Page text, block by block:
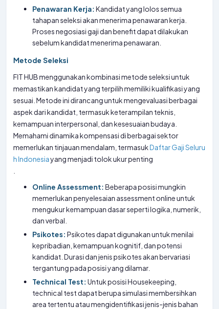
Penawaran Kerja: Kandidat yang lolos semua
tahapan seleksi akan menerima penawaran kerja.
Proses negosiasi gaji dan benefit dapat dilakukan
sebelum kandidat menerima penawaran.
Metode Seleksi
FIT HUB menggunakan kombinasi metode seleksi untuk
memastikan kandidat yang terpilih memiliki kualifikasi yang
sesuai. Metode ini dirancang untuk mengevaluasi berbagai
aspek dari kandidat, termasuk keterampilan teknis,
kemampuan interpersonal, dan kesesuaian budaya.
Memahami dinamika kompensasi di berbagai sektor
memerlukan tinjauan mendalam, termasukDaftar Gaji Seluru
h Indonesiayang menjadi tolok ukur penting
Online Assessment: Beberapa posisi mungkin
memerlukan penyelesaian assessment online untuk
mengukur kemampuan dasar seperti logika, numerik,
dan verbal.
Psikotes: Psikotes dapat digunakan untuk menilai
kepribadian, kemampuan kognitif, dan potensi
kandidat. Durasi dan jenis psikotes akan bervariasi
tergantung pada posisi yang dilamar.
Technical Test: Untuk posisi Housekeeping,
technical test dapat berupa simulasi membersihkan
area tertentu atau mengidentifikasi jenis-jenis bahan